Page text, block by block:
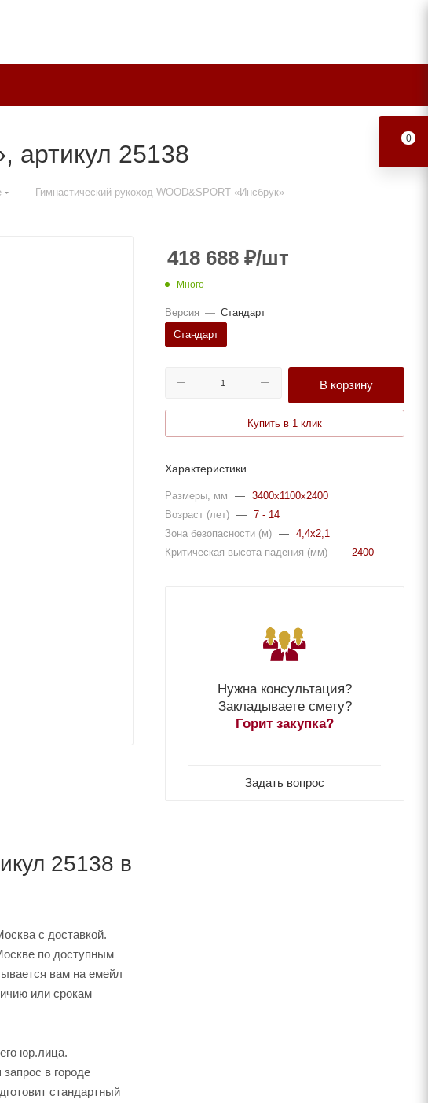
артикул 25138
— Гимнастический рукоход WOOD&SPORT «Инсбрук»
25138 в
с доставкой.
по доступным
вам на емейл
или срокам
юр.лица.
в городе
стандартный
418 688 ₽/шт
Много
Версия — Стандарт
Стандарт
В корзину
Купить в 1 клик
Характеристики
Размеры, мм — 3400x1100x2400
Возраст (лет) — 7 - 14
Зона безопасности (м) — 4,4x2,1
Критическая высота падения (мм) — 2400
Нужна консультация?
Закладываете смету?
Горит закупка?
Задать вопрос
0